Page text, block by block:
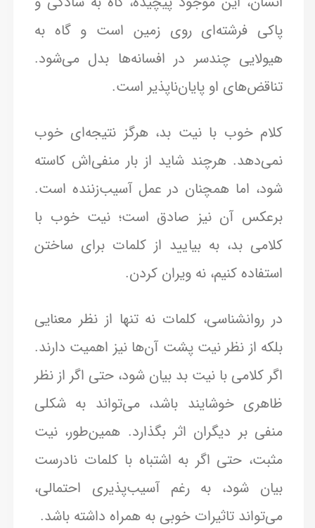
پاکی فرشته‌ای روی زمین است و گاه به
هیولایی چندسر در افسانه‌ها بدل می‌شود.
تناقض‌های او پایان‌ناپذیر است.
کلام خوب با نیت بد، هرگز نتیجه‌ای خوب
نمی‌دهد. هرچند شاید از بار منفی‌اش کاسته
شود، اما همچنان در عمل آسیب‌زننده است.
برعکس آن نیز صادق است؛ نیت خوب با
کلامی بد، به بیایید از کلمات برای ساختن
استفاده کنیم، نه ویران کردن.
در روانشناسی، کلمات نه تنها از نظر معنایی
بلکه از نظر نیت پشت آن‌ها نیز اهمیت دارند.
اگر کلامی با نیت بد بیان شود، حتی اگر از نظر
ظاهری خوشایند باشد، می‌تواند به شکلی
منفی بر دیگران اثر بگذارد. همین‌طور، نیت
مثبت، حتی اگر به اشتباه با کلمات نادرست
بیان شود، به رغم آسیب‌پذیری احتمالی،
می‌تواند تاثیرات خوبی به همراه داشته باشد.